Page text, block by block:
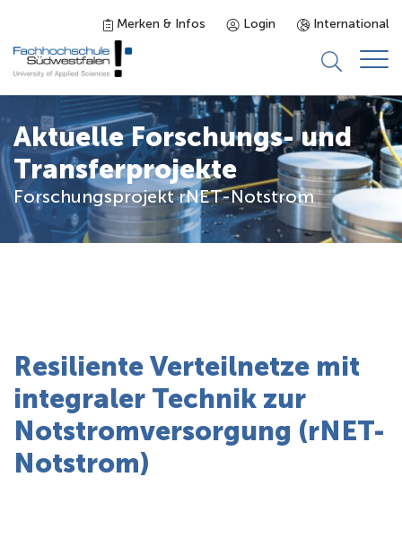
Merken & Infos Login International
Studieninteressierte
Studienangebot
Studierende
Karriere
Über uns
Aktuelle Forschungs- und
Transferprojekte
Forschungsprojekt rNET-Notstrom
Resiliente Verteilnetze mit
integraler Technik zur
Notstromversorgung (rNET-
Notstrom)